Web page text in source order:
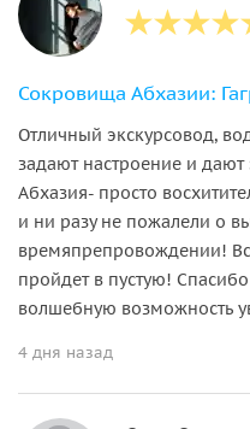
Сокровища Абхазии:
Отличный экскурсовод,
задают настроение и
Абхазия- просто
и ни разу не пожалели о
времяпрепровождении!
пройдет в пустую!
волшебную возможность
4 дня назад